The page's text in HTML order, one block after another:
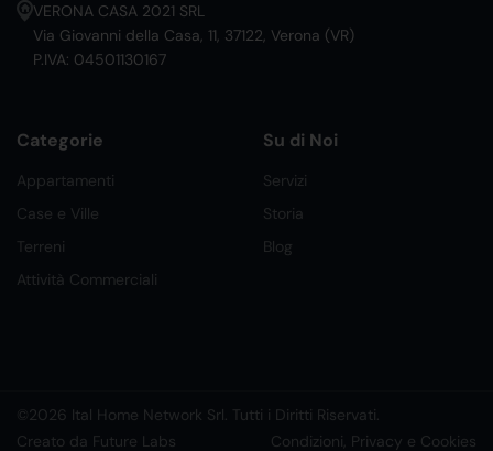
VERONA CASA 2021 SRL
Via Giovanni della Casa, 11, 37122, Verona (VR)
P.IVA: 04501130167
Categorie
Appartamenti
Case e Ville
Terreni
Attività Commerciali
Su di Noi
Servizi
Storia
Blog
©2026 Ital Home Network Srl. Tutti i Diritti Riservati.
Creato da Future Labs
Condizioni, Privacy e Cookies